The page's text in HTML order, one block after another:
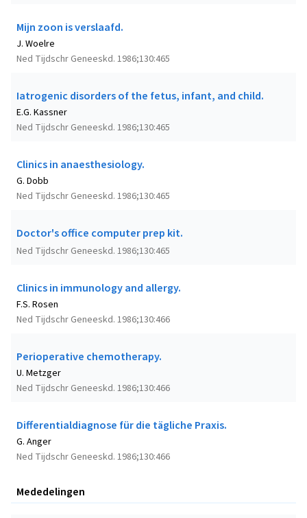
Mijn zoon is verslaafd.
Ned Tijdschr Geneeskd. 1986;130:465
J. Woelre
Iatrogenic disorders of the fetus, infant, and child.
Ned Tijdschr Geneeskd. 1986;130:465
E.G. Kassner
Clinics in anaesthesiology.
Ned Tijdschr Geneeskd. 1986;130:465
G. Dobb
Doctor's office computer prep kit.
Ned Tijdschr Geneeskd. 1986;130:465
Clinics in immunology and allergy.
Ned Tijdschr Geneeskd. 1986;130:466
F.S. Rosen
Perioperative chemotherapy.
Ned Tijdschr Geneeskd. 1986;130:466
U. Metzger
Differentialdiagnose für die tägliche Praxis.
Ned Tijdschr Geneeskd. 1986;130:466
G. Anger
Mededelingen